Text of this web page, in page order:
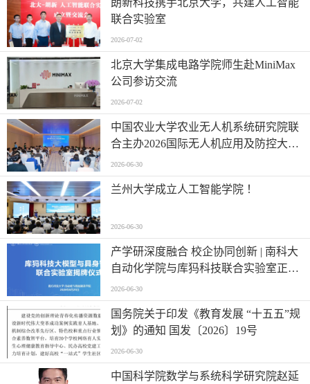
朗新科技携手北京大学，共建人工智能
联合实验室
2026-07-02
北京大学集成电路学院师生赴MiniMax
公司参访交流
2026-07-02
中国农业大学农业无人机系统研究院联
合主办2026国际无人机应用及防控大会
第六届农业无人机应用交流会
2026-06-30
兰州大学成立人工智能学院 ！
2026-06-30
产学研深度融合 校企协同创新 | 南科大
自动化学院与库犸科技联合实验室正式
揭牌
2026-06-30
国务院关于印发《教育发展 “十五五”规
划》的通知 国发〔2026〕19号
2026-06-30
中国科学院数学与系统科学研究院赵延